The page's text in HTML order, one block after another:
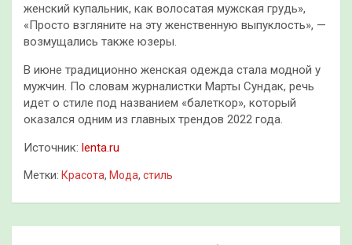
женский купальник, как волосатая мужская грудь»,
«Просто взгляните на эту женственную выпуклость», —
возмущались также юзеры.
В июне традиционно женская одежда стала модной у
мужчин. По словам журналистки Марты Сундак, речь
идет о стиле под названием «балеткор», который
оказался одним из главных трендов 2022 года.
Источник: lenta.ru
Метки: Красота, Мода, стиль